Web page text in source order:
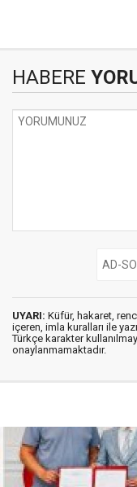
HABERE
UYARI: Küfür, hakaret,
içeren, imla kuralları ile
Türkçe karakter
onaylanmamaktadır.